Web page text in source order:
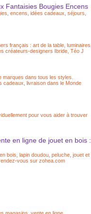
Fantaisies Bougies Encens
encens, idées cadeaux, séjours,
français : art de la table, luminaires,
créateurs-designers Ibride, Téo J
marques dans tous les styles.
cadeaux, livraison dans le Monde
pour vous aider à trouver
en ligne de jouet en bois :
bois, lapin doudou, peluche, jouet et
vous sur zohea.com